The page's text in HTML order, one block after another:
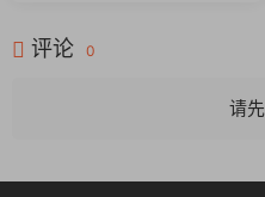
评论 0
请先